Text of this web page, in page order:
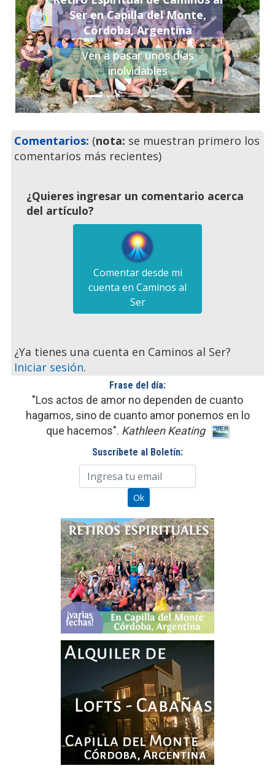
Ser en Capilla del Monte,
Córdoba, Argentina
Ven a pasar unos días
inolvidables
Previo
Comentarios: (nota: se muestran primero los
comentarios más recientes)
¿Quieres ingresar un comentario acerca
del artículo?
Comentar desde mi
cuenta en Caminos al
Ser
¿Ya tienes una cuenta en Caminos al Ser?
Iniciar sesión.
Frase del día:
"Los actos de amor no dependen de cuanto
hagamos, sino de cuanto amor ponemos en lo
que hacemos". Kathleen Keating
Suscríbete al Boletín: